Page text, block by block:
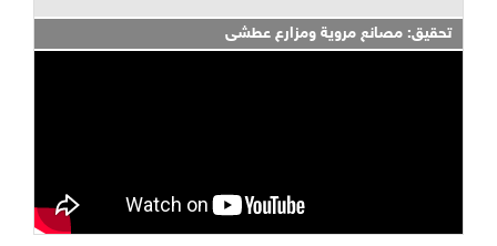
تحقيق: مصانع مروية ومزارع عطشى